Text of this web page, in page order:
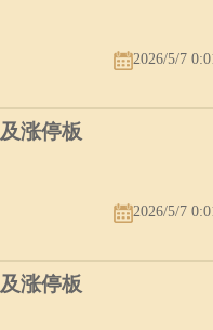
2026/5/7
涨停板
2026/5/7
涨停板